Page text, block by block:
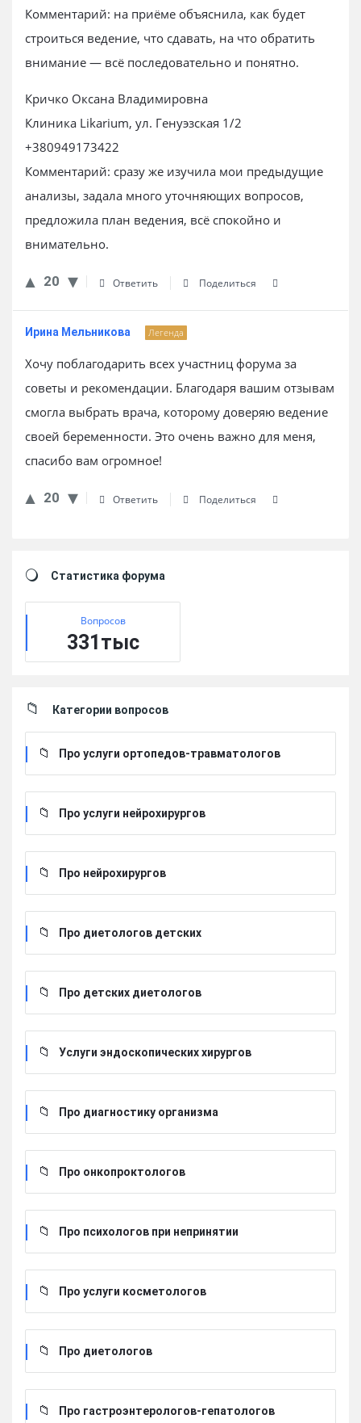
Комментарий: на приёме объяснила, как будет
строиться ведение, что сдавать, на что обратить
внимание — всё последовательно и понятно.
Кричко Оксана Владимировна
Клиника Likarium, ул. Генуэзская 1/2
+380949173422
Комментарий: сразу же изучила мои предыдущие
анализы, задала много уточняющих вопросов,
предложила план ведения, всё спокойно и
внимательно.
20 Ответить Поделиться
Ирина Мельникова Легенда
Хочу поблагодарить всех участниц форума за
советы и рекомендации. Благодаря вашим отзывам
смогла выбрать врача, которому доверяю ведение
своей беременности. Это очень важно для меня,
спасибо вам огромное!
20 Ответить Поделиться
Статистика форума
Вопросов
331тыс
Категории вопросов
Про услуги ортопедов-травматологов
Про услуги нейрохирургов
Про нейрохирургов
Про диетологов детских
Про детских диетологов
Услуги эндоскопических хирургов
Про диагностику организма
Про онкопроктологов
Про психологов при непринятии
Про услуги косметологов
Про диетологов
Про гастроэнтерологов-гепатологов